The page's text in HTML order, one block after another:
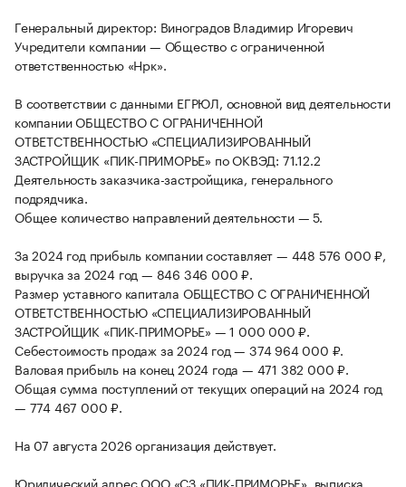
Генеральный директор: Виноградов Владимир Игоревич
Учредители компании — Общество с ограниченной
ответственностью «Нрк».
В соответствии с данными ЕГРЮЛ, основной вид деятельности
компании ОБЩЕСТВО С ОГРАНИЧЕННОЙ
ОТВЕТСТВЕННОСТЬЮ «СПЕЦИАЛИЗИРОВАННЫЙ
ЗАСТРОЙЩИК «ПИК-ПРИМОРЬЕ» по ОКВЭД: 71.12.2
Деятельность заказчика-застройщика, генерального
подрядчика.
Общее количество направлений деятельности — 5.
За 2024 год прибыль компании составляет — 448 576 000 ₽,
выручка за 2024 год — 846 346 000 ₽.
Размер уставного капитала ОБЩЕСТВО С ОГРАНИЧЕННОЙ
ОТВЕТСТВЕННОСТЬЮ «СПЕЦИАЛИЗИРОВАННЫЙ
ЗАСТРОЙЩИК «ПИК-ПРИМОРЬЕ» — 1 000 000 ₽.
Себестоимость продаж за 2024 год — 374 964 000 ₽.
Валовая прибыль на конец 2024 года — 471 382 000 ₽.
Общая сумма поступлений от текущих операций на 2024 год
— 774 467 000 ₽.
На 07 августа 2026 организация действует.
Юридический адрес ООО «СЗ «ПИК-ПРИМОРЬЕ», выписка